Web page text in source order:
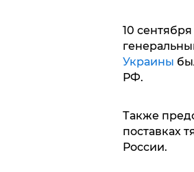
10
Украины
РФ.
Также
поставках
России.